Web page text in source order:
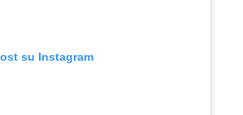
su Instagram